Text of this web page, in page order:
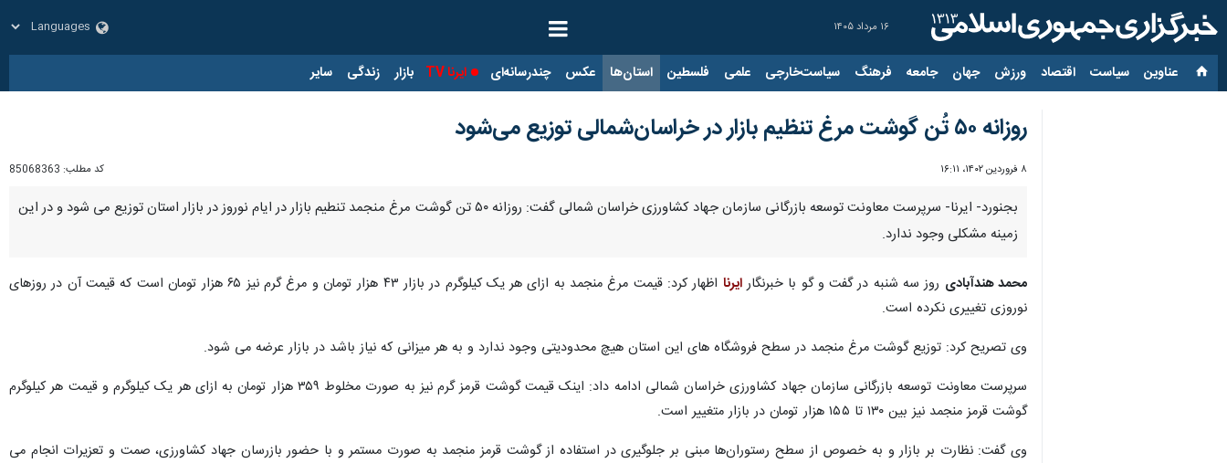
۱۶ مرداد ۱۴۰۵
عناوین‌ سیاست اقتصاد ورزش جهان جامعه فرهنگ سیاست‌خارجی علمی فلسطین استان‌ها عکس چندرسانه‌ای ایرنا TV بازار زندگی سایر
روزانه ۵۰ تُن گوشت مرغ تنظیم بازار در خراسان‌شمالی توزیع می‌شود
۸ فروردین ۱۴۰۲، ۱۶:۱۱ کد مطلب: 85068363
بجنورد- ایرنا- سرپرست معاونت توسعه بازرگانی سازمان جهاد کشاورزی خراسان شمالی گفت: روزانه ۵۰ تن گوشت مرغ منجمد تنطیم بازار در ایام نوروز در بازار استان توزیع می شود و در این
زمینه مشکلی وجود ندارد.
محمد هندآبادی روز سه شنبه در گفت و گو با خبرنگار ایرنا
اظهار کرد: قیمت مرغ منجمد به ازای هر یک کیلوگرم در بازار ۴۳ هزار تومان و مرغ گرم نیز ۶۵ هزار تومان است که قیمت آن در روزهای
نوروزی تغییری نکرده است.
وی تصریح کرد: توزیع گوشت مرغ منجمد در سطح فروشگاه های این استان هیچ محدودیتی وجود ندارد و به هر میزانی که نیاز باشد در بازار عرضه می شود.
سرپرست معاونت توسعه بازرگانی سازمان جهاد کشاورزی خراسان شمالی ادامه داد: اینک قیمت گوشت قرمز گرم نیز به صورت مخلوط ۳۵۹ هزار تومان به ازای هر یک کیلوگرم و قیمت هر کیلوگرم
گوشت قرمز منجمد نیز بین ۱۳۰ تا ۱۵۵ هزار تومان در بازار متغییر است.
وی گفت: نظارت بر بازار و به خصوص از سطح رستوران‌ها مبنی بر جلوگیری در استفاده از گوشت قرمز منجمد به صورت مستمر و با حضور بازرسان جهاد کشاورزی، صمت و تعزیرات انجام می